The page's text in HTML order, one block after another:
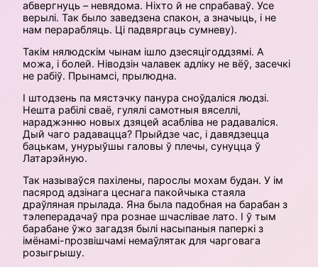
абвергнуць – невядома. Ніхто й не спрабаваў. Усе
верылі. Так было заведзена спакон, а значыць, і не
нам перарабляць. Ці падвяргаць сумневу).
Такім нялюдскім чынам ішло дзесяцігоддзямі. А
можа, і болей. Ніводзін чалавек адліку не вёў, засечкі
не рабіў. Прынамсі, прылюдна.
І штодзень па мястэчку панура сноўдаліся людзі.
Нешта рабілі сваё, гулялі самотныя вяселлі,
нараджэнню новых дзяцей асабліва не радаваліся.
Дый чаго радавацца? Прыйдзе час, і давядзецца
бацькам, унурыўшы галовы ў плечы, сунуцца ў
Латарэйную.
Так называўся пахілены, парослы мохам будан. У ім
пасярод адзінага цеснага пакойчыка стаяла
драўляная прылада. Яна была падобная на барабан з
тэлеперадачаў пра рознае шчаслівае лато. І ў тым
барабане ўжо загадзя былі насыпаныя паперкі з
імёнамі-прозвішчамі немаўлятак для чарговага
розыгрышу.